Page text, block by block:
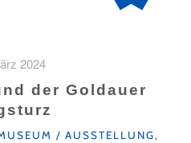
2024
der Goldauer
/ AUSSTELLUNG,